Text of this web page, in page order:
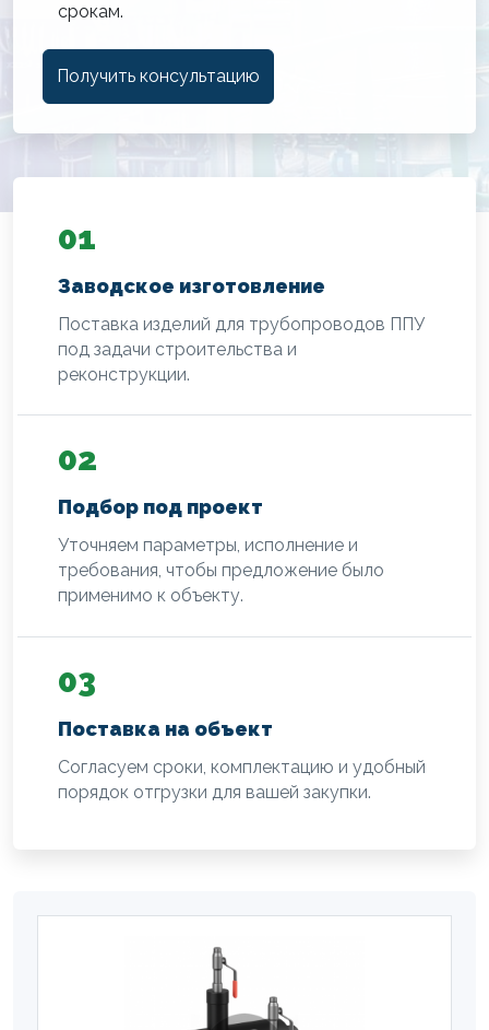
срокам.
Получить консультацию
01
Заводское изготовление
Поставка изделий для трубопроводов ППУ
под задачи строительства и
реконструкции.
02
Подбор под проект
Уточняем параметры, исполнение и
требования, чтобы предложение было
применимо к объекту.
03
Поставка на объект
Согласуем сроки, комплектацию и удобный
порядок отгрузки для вашей закупки.